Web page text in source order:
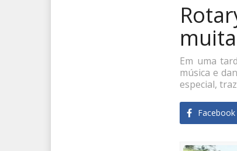
Em uma
música e
especial,
Facebook